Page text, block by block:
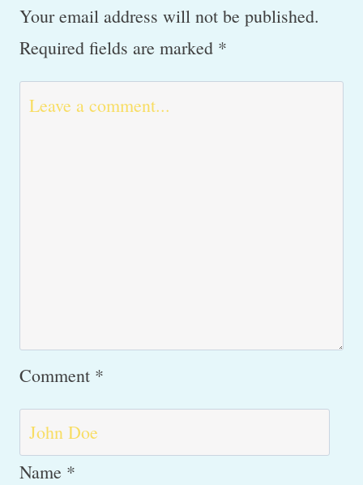
tomat?
Eller
Your email address will not be published.
Required fields are marked *
Comment *
Name *